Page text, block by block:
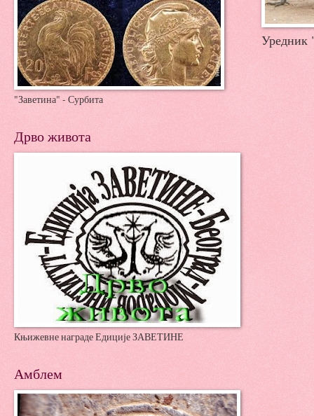
Уредник
"Заветина" - Сурбита
Дрво живота
Књижевне награде Едиције ЗАВЕТИНЕ
Амблем